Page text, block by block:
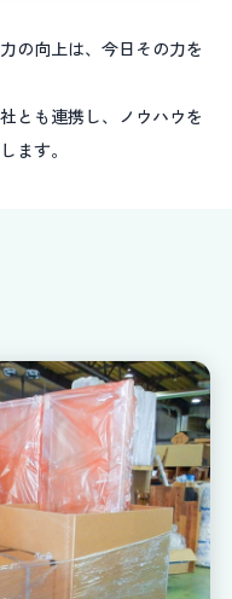
の向上は、今日その力を
とも連携し、ノウハウを
ます。